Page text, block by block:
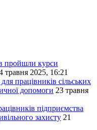
пройшли курси
травня 2025, 16:21
працівників сільських
допомоги 23 травня
підприємства
захисту 21